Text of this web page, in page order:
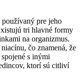
pre jeho
tri hlavné formy
na organizmus.
čo znamená, že
s inými
ktorí sú citliví